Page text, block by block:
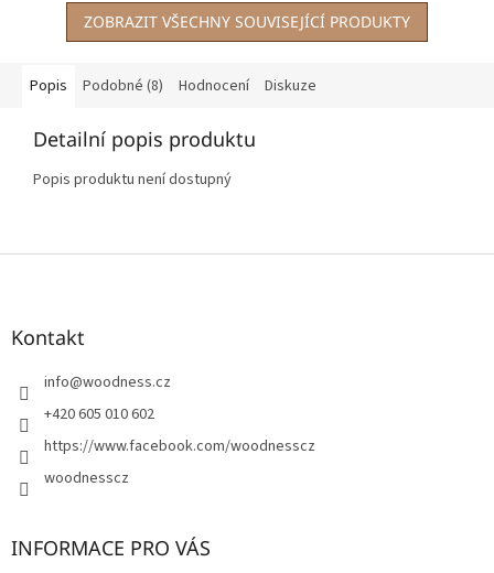
ZOBRAZIT VŠECHNY SOUVISEJÍCÍ PRODUKTY
Popis Podobné (8) Hodnocení Diskuze
Detailní popis produktu
Popis produktu není dostupný
Z
Kontakt
info@woodness.cz
+420 605 010 602
https://www.facebook.com/woodnesscz
woodnesscz
INFORMACE PRO VÁS